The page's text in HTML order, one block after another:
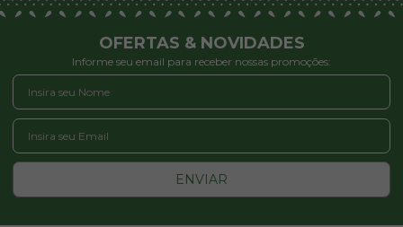
OFERTAS & NOVIDADES
Informe seu email para receber nossas promoções:
ENVIAR